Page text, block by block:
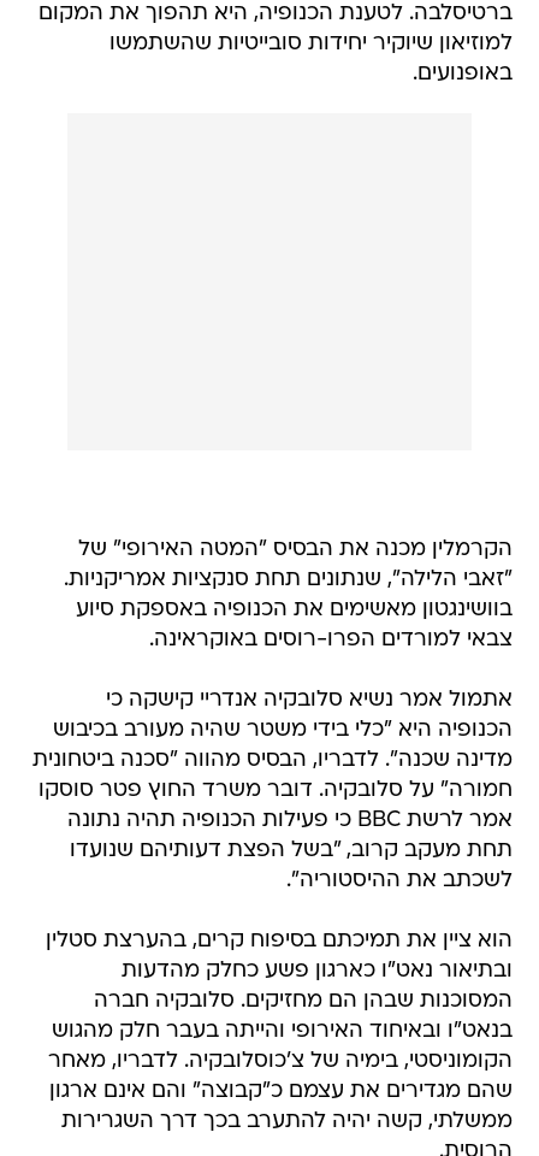
ברטיסלבה. לטענת הכנופיה, היא תהפוך את המקום
למוזיאון שיוקיר יחידות סובייטיות שהשתמשו
באופנועים.
הקרמלין מכנה את הבסיס "המטה האירופי" של
"זאבי הלילה", שנתונים תחת סנקציות אמריקניות.
בוושינגטון מאשימים את הכנופיה באספקת סיוע
צבאי למורדים הפרו-רוסים באוקראינה.
אתמול אמר נשיא סלובקיה אנדריי קישקה כי
הכנופיה היא "כלי בידי משטר שהיה מעורב בכיבוש
מדינה שכנה". לדבריו, הבסיס מהווה "סכנה ביטחונית
חמורה" על סלובקיה. דובר משרד החוץ פטר סוסקו
אמר לרשת BBC כי פעילות הכנופיה תהיה נתונה
תחת מעקב קרוב, "בשל הפצת דעותיהם שנועדו
לשכתב את ההיסטוריה".
הוא ציין את תמיכתם בסיפוח קרים, בהערצת סטלין
ובתיאור נאט"ו כארגון פשע כחלק מהדעות
המסוכנות שבהן הם מחזיקים. סלובקיה חברה
בנאט"ו ובאיחוד האירופי והייתה בעבר חלק מהגוש
הקומוניסטי, בימיה של צ'כוסלובקיה. לדבריו, מאחר
שהם מגדירים את עצמם כ"קבוצה" והם אינם ארגון
ממשלתי, קשה יהיה להתערב בכך דרך השגרירות